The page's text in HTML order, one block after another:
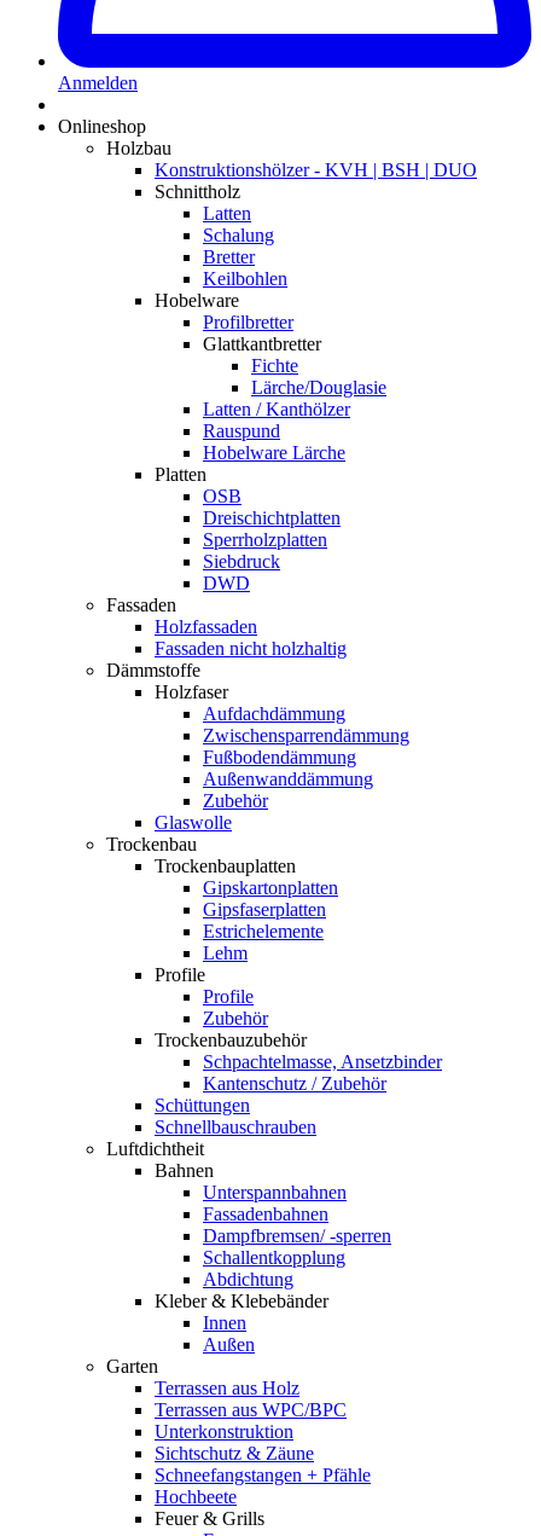
Anmelden
Onlineshop
Holzbau
Konstruktionshölzer - KVH | BSH | DUO
Schnittholz
Latten
Schalung
Bretter
Keilbohlen
Hobelware
Profilbretter
Glattkantbretter
Fichte
Lärche/Douglasie
Latten / Kanthölzer
Rauspund
Hobelware Lärche
Platten
OSB
Dreischichtplatten
Sperrholzplatten
Siebdruck
DWD
Fassaden
Holzfassaden
Fassaden nicht holzhaltig
Dämmstoffe
Holzfaser
Aufdachdämmung
Zwischensparrendämmung
Fußbodendämmung
Außenwanddämmung
Zubehör
Glaswolle
Trockenbau
Trockenbauplatten
Gipskartonplatten
Gipsfaserplatten
Estrichelemente
Lehm
Profile
Profile
Zubehör
Trockenbauzubehör
Schpachtelmasse, Ansetzbinder
Kantenschutz / Zubehör
Schüttungen
Schnellbauschrauben
Luftdichtheit
Bahnen
Unterspannbahnen
Fassadenbahnen
Dampfbremsen/ -sperren
Schallentkopplung
Abdichtung
Kleber & Klebebänder
Innen
Außen
Garten
Terrassen aus Holz
Terrassen aus WPC/BPC
Unterkonstruktion
Sichtschutz & Zäune
Schneefangstangen + Pfähle
Hochbeete
Feuer & Grills